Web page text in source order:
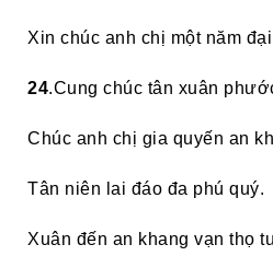
Xin chúc anh chị một năm
24.Cung chúc tân xuân
Chúc anh chị gia quyến an
Tân niên lai đáo đa phú quý.
Xuân đến an khang vạn thọ